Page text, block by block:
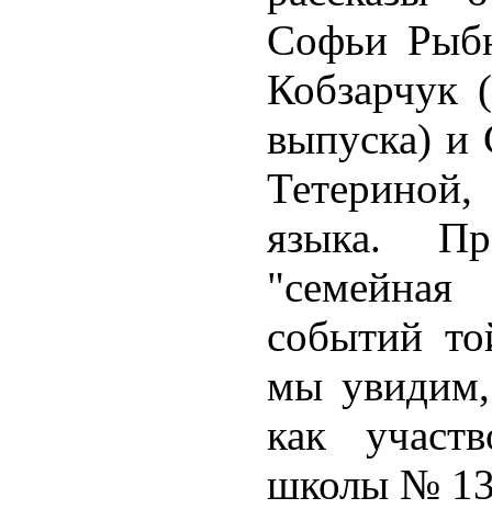
Софьи
Кобзарчук
выпуска) и
языка.
"семейная
событий
мы
как
школы №